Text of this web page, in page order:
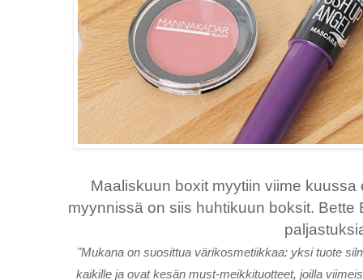
Maaliskuun boxit myytiin viime
myynnissä on siis huhtikuun boksit.
"Mukana on suosittua värikosmetiikkaa: yksi tuote
kaikille ja ovat kesän must-meikkituotteet, joilla